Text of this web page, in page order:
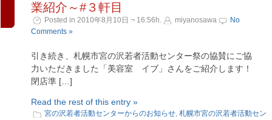
業紹介～#３軒目
Posted in 2010年8月10日 ¬ 16:56h. miyanosawa
No
Comments »
引き続き、札幌市宮の沢若者活動センター祭の協賛にご協
力いただきました「美容室 イブ」さんをご紹介します！
閉店準 […]
Read the rest of this entry »
宮の沢若者活動センターからのお知らせ, 札幌市宮の沢若者活動セン